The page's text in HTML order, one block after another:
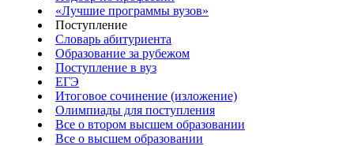
«Лучшие программы вузов»
Поступление
Словарь абитуриента
Образование за рубежом
Поступление в вуз
ЕГЭ
Итоговое сочинение (изложение)
Олимпиады для поступления
Все о втором высшем образовании
Все о высшем образовании